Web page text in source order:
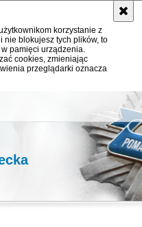
korzystanie z
nie blokujesz tych plików, to
pamięci urządzenia.
cookies, zmieniając
przeglądarki oznacza